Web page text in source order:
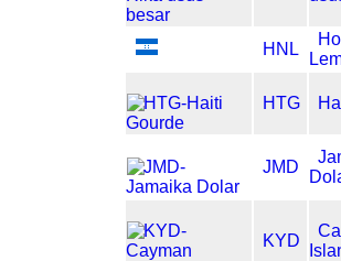
HNL
HTG
JMD
KYD